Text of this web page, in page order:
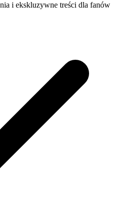
i ekskluzywne treści dla fanów